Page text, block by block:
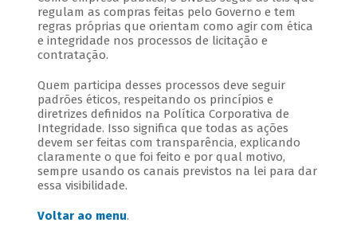
regulam as compras feitas pelo Governo e tem
regras próprias que orientam como agir com ética
e integridade nos processos de licitação e
contratação.
Quem participa desses processos deve seguir
padrões éticos, respeitando os princípios e
diretrizes definidos na Política Corporativa de
Integridade. Isso significa que todas as ações
devem ser feitas com transparência, explicando
claramente o que foi feito e por qual motivo,
sempre usando os canais previstos na lei para dar
essa visibilidade.
Voltar ao menu.